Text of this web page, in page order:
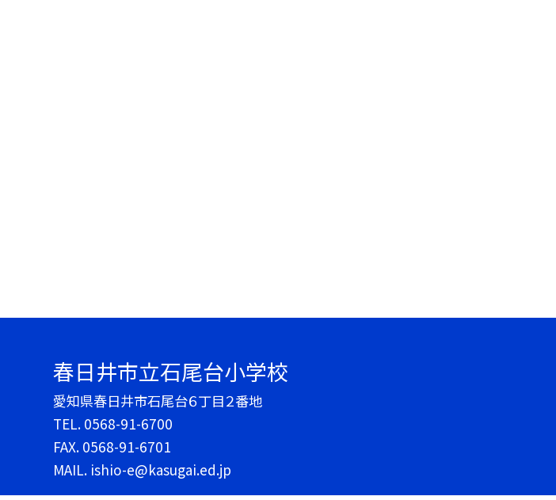
春日井市立石尾台小学校
愛知県春日井市石尾台６丁目２番地
TEL. 0568-91-6700
FAX. 0568-91-6701
MAIL. ishio-e@kasugai.ed.jp